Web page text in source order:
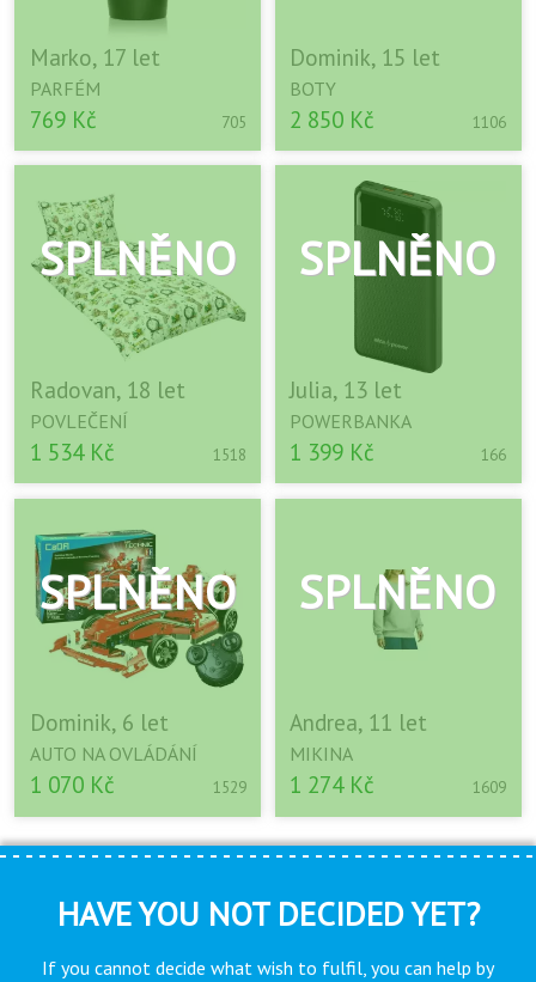
Marko, 17 let
PARFÉM
769 Kč 705
Dominik, 15 let
BOTY
2 850 Kč 1106
Radovan, 18 let
POVLEČENÍ
1 534 Kč 1518
Julia, 13 let
POWERBANKA
1 399 Kč 166
Dominik, 6 let
AUTO NA OVLÁDÁNÍ
1 070 Kč 1529
Andrea, 11 let
MIKINA
1 274 Kč 1609
HAVE YOU NOT DECIDED YET?
If you cannot decide what wish to fulfil, you can help by